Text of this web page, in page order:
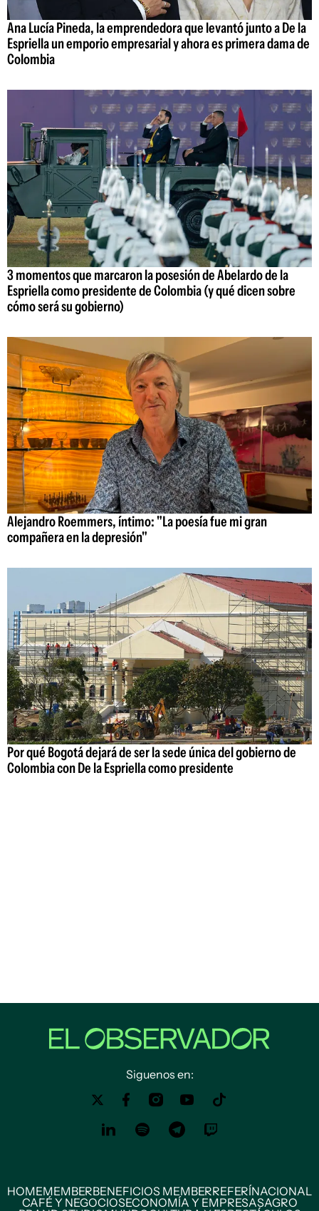
Ana Lucía Pineda, la emprendedora que levantó junto a De la
Espriella un emporio empresarial y ahora es primera dama de
Colombia
3 momentos que marcaron la posesión de Abelardo de la
Espriella como presidente de Colombia (y qué dicen sobre
cómo será su gobierno)
Alejandro Roemmers, íntimo: "La poesía fue mi gran
compañera en la depresión"
Por qué Bogotá dejará de ser la sede única del gobierno de
Colombia con De la Espriella como presidente
Siguenos en:
HOMEMEMBERBENEFICIOS MEMBERREFERÍNACIONAL
CAFÉ Y NEGOCIOSECONOMÍA Y EMPRESASAGRO